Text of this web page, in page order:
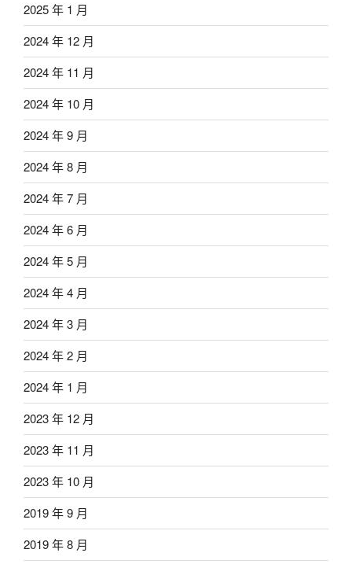
2025 年 1 月
2024 年 12 月
2024 年 11 月
2024 年 10 月
2024 年 9 月
2024 年 8 月
2024 年 7 月
2024 年 6 月
2024 年 5 月
2024 年 4 月
2024 年 3 月
2024 年 2 月
2024 年 1 月
2023 年 12 月
2023 年 11 月
2023 年 10 月
2019 年 9 月
2019 年 8 月